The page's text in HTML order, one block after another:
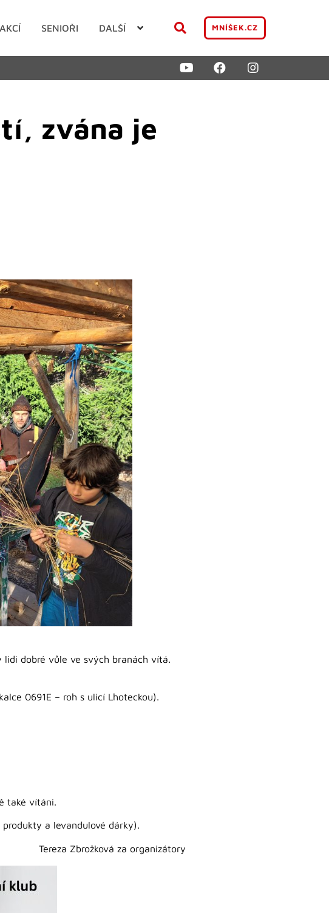
SENIOŘI DALŠÍ MNÍŠEK.CZ
zvána je
lidi dobré vůle ve svých branách vítá.
0691E – roh s ulicí Lhoteckou).
také vítáni.
a levandulové dárky).
Tereza Zbrožková za organizátory